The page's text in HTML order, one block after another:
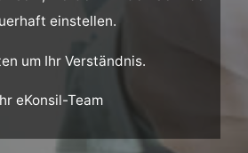
einstellen.
um Ihr Verständnis.
eKonsil-Team